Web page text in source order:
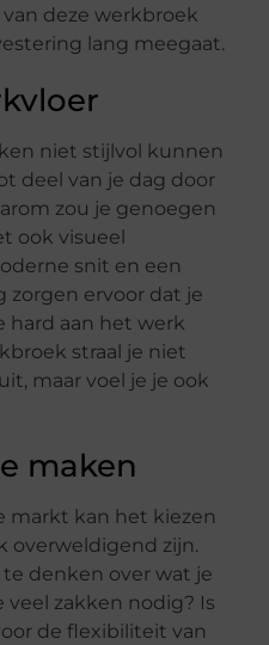
deze werkbroek
lang meegaat.
niet stijlvol kunnen
deel van je dag door
zou je genoegen
ook visueel
snit en een
zorgen ervoor dat je
hard aan het werk
straal je niet
maar voel je je ook
maken
markt kan het kiezen
overweldigend zijn.
denken over wat je
zakken nodig? Is
de flexibiliteit van